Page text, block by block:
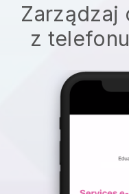
Zarządzaj
z